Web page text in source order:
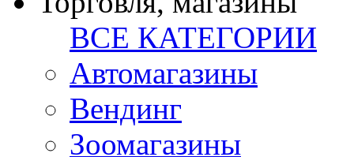
ВСЕ КАТЕГОРИИ
Автомагазины
Вендинг
Зоомагазины